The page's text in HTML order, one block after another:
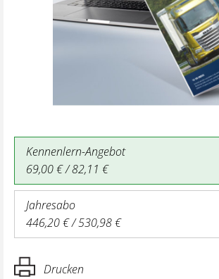
Kennenlern-Angebot
69,00 € / 82,11 €
Jahresabo
446,20 € / 530,98 €
Drucken